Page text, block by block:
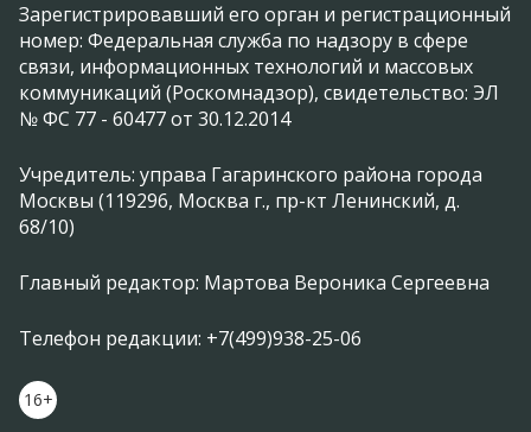
Зарегистрировавший его орган и регистрационный
номер: Федеральная служба по надзору в сфере
связи, информационных технологий и массовых
коммуникаций (Роскомнадзор), свидетельство: ЭЛ
№ ФС 77 - 60477 от 30.12.2014
Учредитель: управа Гагаринского района города
Москвы (119296, Москва г., пр-кт Ленинский, д.
68/10)
Главный редактор: Мартова Вероника Сергеевна
Телефон редакции: +7(499)938-25-06
16+